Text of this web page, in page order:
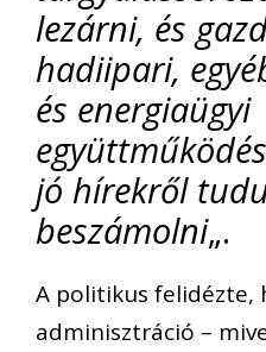
lezárni, és
hadiipari,
és energiaügyi
jó hírekről
beszámolni„.
A politikus felidézte,
adminisztráció –